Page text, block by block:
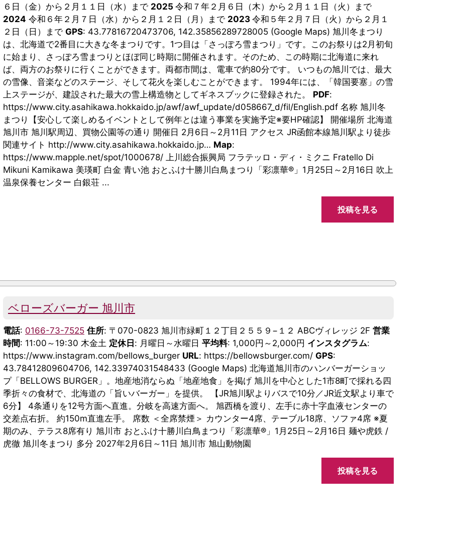
６日（金）から２月１１日（水）まで 2025 令和７年２月６日（木）から２月１１日（火）まで
2024 令和６年２月７日（水）から２月１２日（月）まで 2023 令和５年２月７日（火）から２月１
２日（日）まで GPS: 43.77816720473706, 142.35856289728005 (Google Maps) 旭川冬まつり
は、北海道で2番目に大きな冬まつりです。1つ目は「さっぽろ雪まつり」です。このお祭りは2月初旬
に始まり、さっぽろ雪まつりとほぼ同じ時期に開催されます。そのため、この時期に北海道に来れ
ば、両方のお祭りに行くことができます。両都市間は、電車で約80分です。 いつもの旭川では、最大
の雪像、音楽などのステージ、そして花火を楽しむことができます。 1994年には、「韓国要塞」の雪
上ステージが、建設された最大の雪上構造物としてギネスブックに登録された。 PDF:
https://www.city.asahikawa.hokkaido.jp/awf/awf_update/d058667_d/fil/English.pdf 名称 旭川冬
まつり【安心して楽しめるイベントとして例年とは違う事業を実施予定※要HP確認】 開催場所 北海道
旭川市 旭川駅周辺、買物公園等の通り 開催日 2月6日～2月11日 アクセス JR函館本線旭川駅より徒歩
関連サイト http://www.city.asahikawa.hokkaido.jp… Map:
https://www.mapple.net/spot/1000678/ 上川総合振興局 フラテッロ・ディ・ミクニ Fratello Di
Mikuni Kamikawa 美瑛町 白金 青い池 おとふけ十勝川白鳥まつり「彩凛華®」1月25日～2月16日 吹上
温泉保養センター 白銀荘 ...
投稿を見る
ベローズバーガー 旭川市
電話: 0166-73-7525 住所: 〒070-0823 旭川市緑町１２丁目２５５９−１２ ABCヴィレッジ 2F 営業
時間: 11:00～19:30 木金土 定休日 : 月曜日～水曜日 平均料: 1,000円～2,000円 インスタグラム:
https://www.instagram.com/bellows_burger URL: https://bellowsburger.com/ GPS:
43.78412809604706, 142.33974031548433 (Google Maps) 北海道旭川市のハンバーガーショッ
プ「BELLOWS BURGER」。地産地消ならぬ「地産地食」を掲げ 旭川を中心とした1市8町で採れる四
季折々の食材で、北海道の「旨いバーガー」を提供。 【JR旭川駅よりバスで10分／JR近文駅より車で
6分】 4条通りを12号方面へ直進。分岐を高速方面へ。 旭西橋を渡り、左手に赤十字血液センターの
交差点右折。 約150m直進左手。 席数 ＜全席禁煙＞ カウンター4席、テーブル18席、ソファ4席 ※夏
期のみ、テラス8席有り 旭川市 おとふけ十勝川白鳥まつり「彩凛華®」1月25日～2月16日 麺や虎鉄 /
虎徹 旭川冬まつり 多分 2027年2月6日～11日 旭川市 旭山動物園
投稿を見る